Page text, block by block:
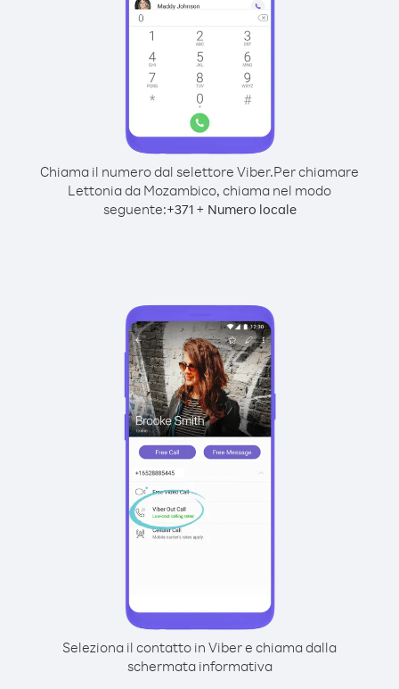
Chiama il numero dal selettore Viber.Per chiamare
Lettonia da Mozambico, chiama nel modo
seguente:+371+ Numero locale
Seleziona il contatto in Viber e chiama dalla
schermata informativa